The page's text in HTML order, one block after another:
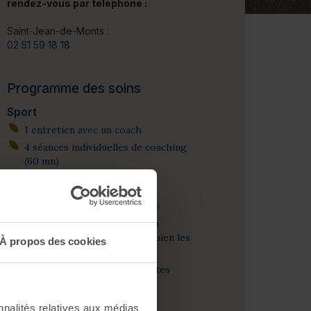
À propos des cookies
relatives aux médias
rendez-vous par téléphone :
Saint-Jean-de-Monts :
02 51 59 18 18
Programme des soins
Sport
1 entretien avec un coach
4 séances individuelles de coaching
(60 mn)
1 consultation diététique*
1 conférence diététique "bien
connaître les aliments pour bien les
1 atelier de lecture d'étiquettes